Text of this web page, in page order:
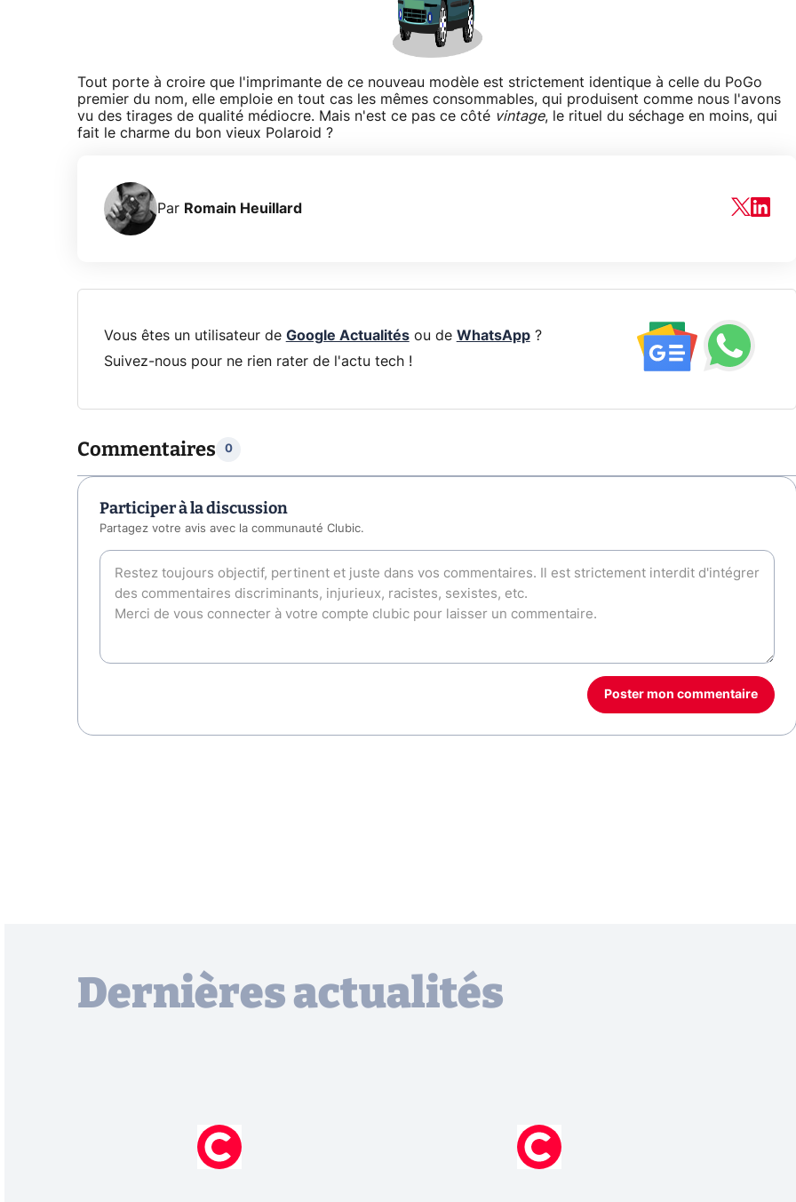
Tout porte à croire que l'imprimante de ce nouveau modèle est strictement identique à celle du PoGo
premier du nom, elle emploie en tout cas les mêmes consommables, qui produisent comme nous l'avons
vu des tirages de qualité médiocre. Mais n'est ce pas ce côté vintage, le rituel du séchage en moins, qui
fait le charme du bon vieux Polaroid ?
Par Romain Heuillard
Vous êtes un utilisateur de Google Actualitésou de WhatsApp?
Suivez-nous pour ne rien rater de l'actu tech !
Commentaires 0
Participer à la discussion
Partagez votre avis avec la communauté Clubic.
Poster mon commentaire
Dernières actualités